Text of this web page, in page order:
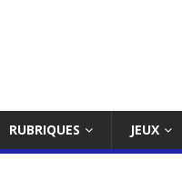
RUBRIQUES JEUX